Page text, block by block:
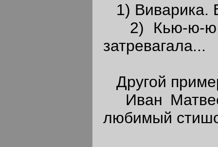
1) Виварика.
2) Кью-ю-
затревагала...
Другой
Иван
любимый